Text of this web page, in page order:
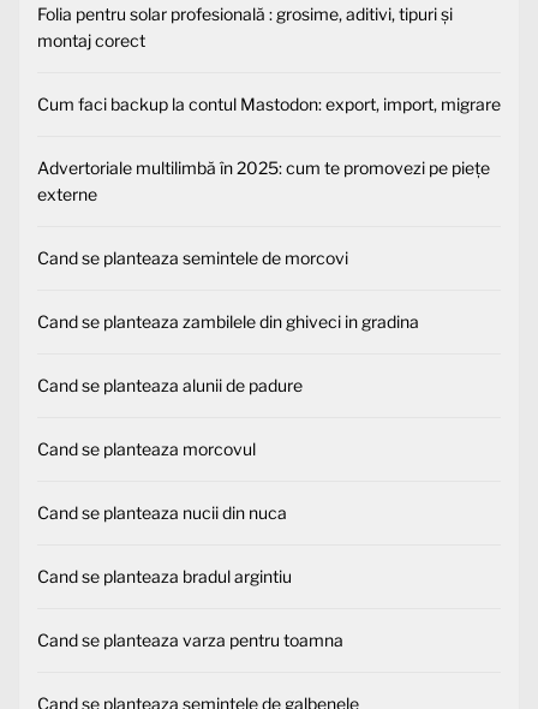
Folia pentru solar profesională : grosime, aditivi, tipuri și
montaj corect
Cum faci backup la contul Mastodon: export, import, migrare
Advertoriale multilimbă în 2025: cum te promovezi pe piețe
externe
Cand se planteaza semintele de morcovi
Cand se planteaza zambilele din ghiveci in gradina
Cand se planteaza alunii de padure
Cand se planteaza morcovul
Cand se planteaza nucii din nuca
Cand se planteaza bradul argintiu
Cand se planteaza varza pentru toamna
Cand se planteaza semintele de galbenele